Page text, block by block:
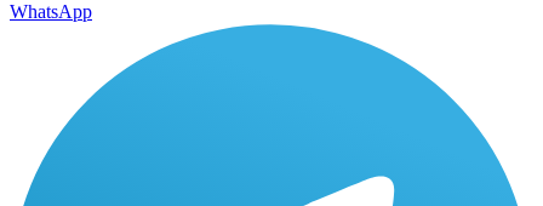
WhatsApp